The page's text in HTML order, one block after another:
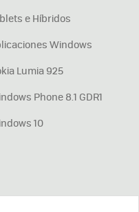
e Híbridos
Windows
Lumia 925
Phone 8.1 GDR1
10